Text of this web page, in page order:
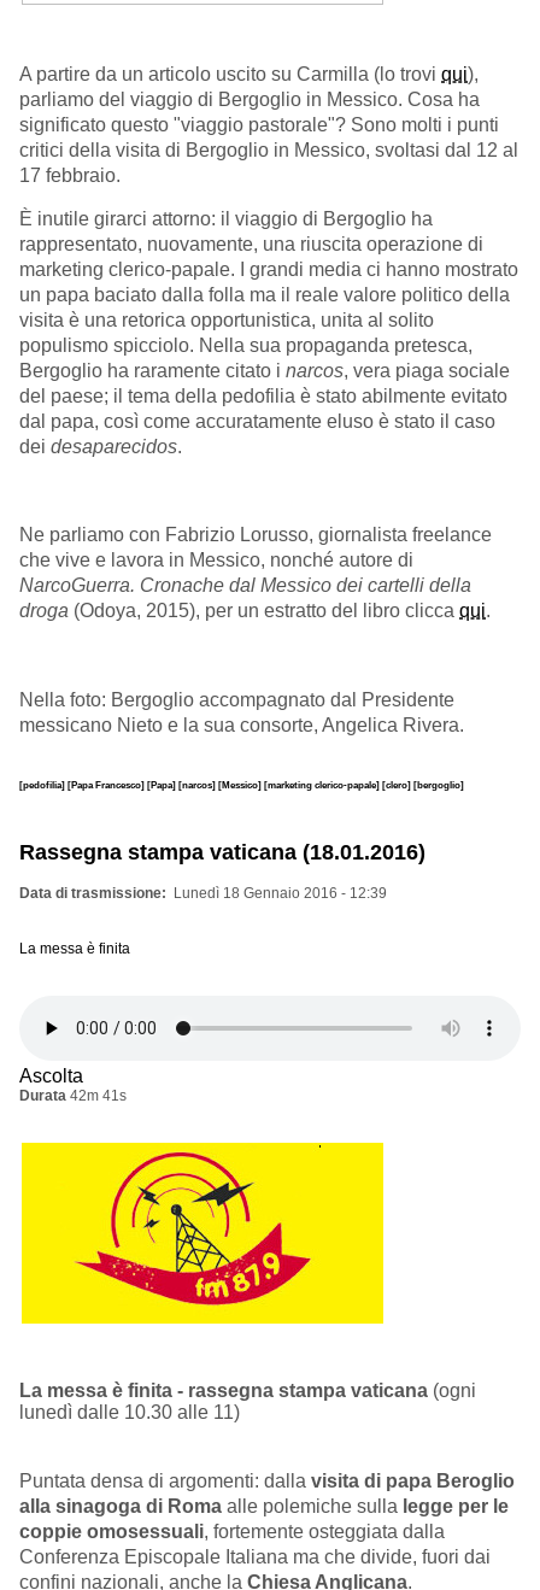
A partire da un articolo uscito su Carmilla (lo trovi qui),
parliamo del viaggio di Bergoglio in Messico. Cosa ha
significato questo "viaggio pastorale"? Sono molti i punti
critici della visita di Bergoglio in Messico, svoltasi dal 12 al
17 febbraio.
È inutile girarci attorno: il viaggio di Bergoglio ha
rappresentato, nuovamente, una riuscita operazione di
marketing clerico-papale. I grandi media ci hanno mostrato
un papa baciato dalla folla ma il reale valore politico della
visita è una retorica opportunistica, unita al solito
populismo spicciolo. Nella sua propaganda pretesca,
Bergoglio ha raramente citato i narcos, vera piaga sociale
del paese; il tema della pedofilia è stato abilmente evitato
dal papa, così come accuratamente eluso è stato il caso
dei desaparecidos.
Ne parliamo con Fabrizio Lorusso, giornalista freelance
che vive e lavora in Messico, nonché autore di
NarcoGuerra. Cronache dal Messico dei cartelli della
droga (Odoya, 2015), per un estratto del libro clicca qui.
Nella foto: Bergoglio accompagnato dal Presidente
messicano Nieto e la sua consorte, Angelica Rivera.
[pedofilia] [Papa Francesco] [Papa] [narcos] [Messico] [marketing clerico-papale] [clero] [bergoglio]
Rassegna stampa vaticana (18.01.2016)
Data di trasmissione Lunedì 18 Gennaio 2016 - 12:39
La messa è finita
Ascolta
Durata 42m 41s
La messa è finita - rassegna stampa vaticana (ogni
lunedì dalle 10.30 alle 11)
Puntata densa di argomenti: dalla visita di papa Beroglio
alla sinagoga di Roma alle polemiche sulla legge per le
coppie omosessuali, fortemente osteggiata dalla
Conferenza Episcopale Italiana ma che divide, fuori dai
confini nazionali, anche la Chiesa Anglicana.